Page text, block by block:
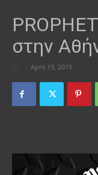
στην
April 19, 2019